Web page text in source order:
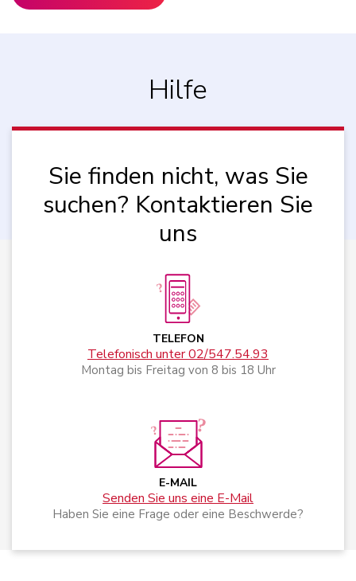
Hilfe
Sie finden nicht, was Sie
suchen? Kontaktieren Sie
uns
TELEFON
Telefonisch unter 02/547.54.93
Montag bis Freitag von 8 bis 18 Uhr
E-MAIL
Senden Sie uns eine E-Mail
Haben Sie eine Frage oder eine Beschwerde?